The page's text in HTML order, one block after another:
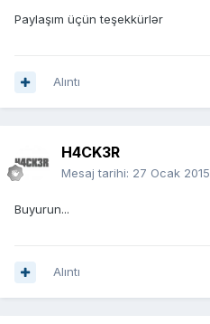
Paylaşım üçün teşekkürlər
Alıntı
H4CK3R
Mesaj tarihi: 27 Ocak 2015
Buyurun...
Alıntı